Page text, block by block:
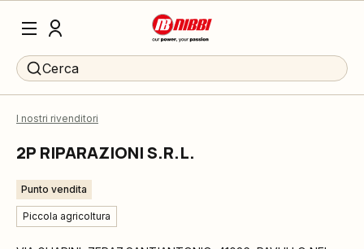
Cerca
I nostri rivenditori
2P RIPARAZIONI S.R.L.
Punto vendita
Piccola agricoltura